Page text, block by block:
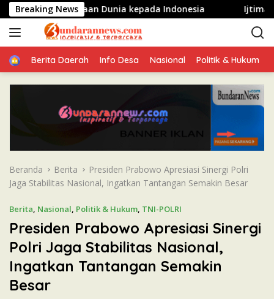
a
g
u
Breaking NewsDunia kepada Indonesia Ijtima Ulama
HomeBerita Daerah Info Desa Nasional Politik & Hukum
Beranda Berita
Presiden Prabowo Apresiasi Sinergi Polri
Jaga Stabilitas Nasional, Ingatkan Tantangan Semakin Besar
Berita, Nasional, Politik & Hukum, TNI-POLRI
Presiden Prabowo Apresiasi Sinergi
Polri Jaga Stabilitas Nasional,
Ingatkan Tantangan Semakin
Besar